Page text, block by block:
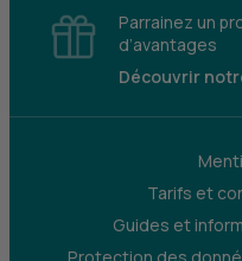
Parrainez un
d’avantages
Découvrir
Tarifs et
Guides et